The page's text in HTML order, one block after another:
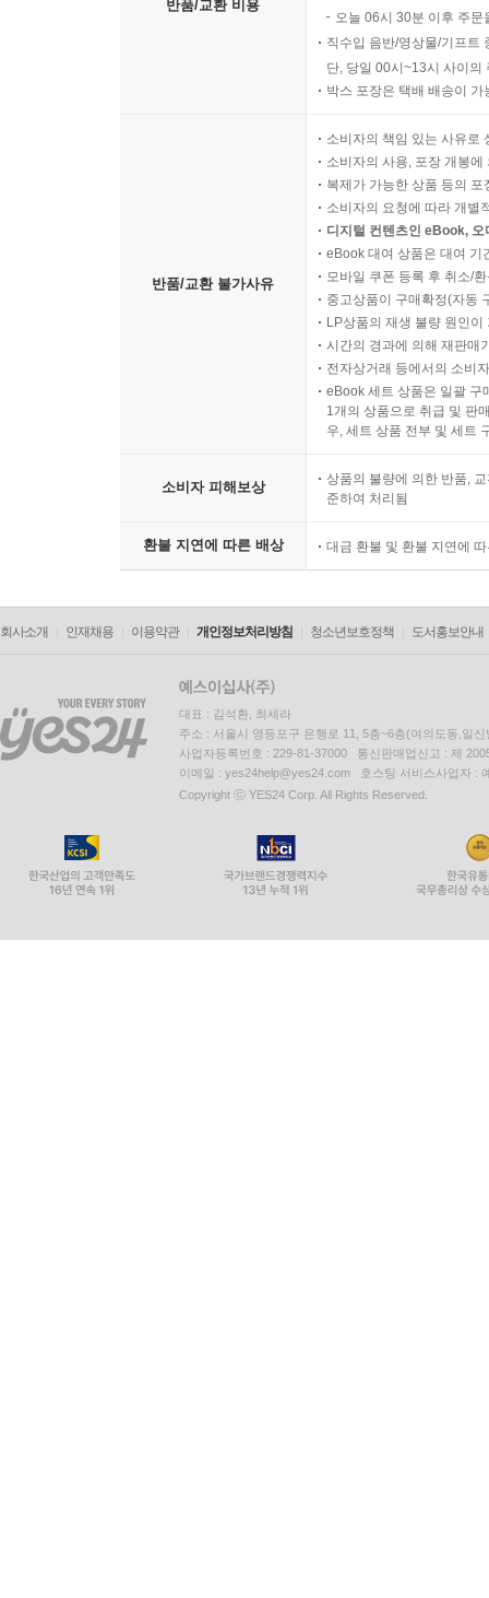
반품/교환 비용
오늘 06시 30분 이후 주
직수입 음반/영상물/기프트
단, 당일 00시~13시 사이의
박스 포장은 택배 배송이
반품/교환 불가사유
소비자의 책임 있는 사유로
소비자의 사용, 포장 개봉
복제가 가능한 상품 등의
소비자의 요청에 따라 개별
디지털 컨텐츠인 eBook,
eBook 대여 상품은 대여 기
모바일 쿠폰 등록 후 취소/
중고상품이 구매확정(자동
LP상품의 재생 불량 원인
시간의 경과에 의해 재판매
전자상거래 등에서의 소비
eBook 세트 상품은 일괄 구
1개의 상품으로 취급 및 판
우, 세트 상품 전부 및 세트
소비자 피해보상
상품의 불량에 의한 반품,
준하여 처리됨
환불 지연에 따른 배상 대금 환불 및 환불 지연에
회사소개 인재채용 이용약관 개인정보처리방침 청소년보호정책 도서홍보안내
대표 : 김석환, 최세라
주소 : 서울시 영등포구 은행로 11, 5층~6층(여의도동,일신
사업자등록번호 : 229-81-37000 통신판매업신고 : 제
이메일 : yes24help@yes24.com 호스팅 서비스사업자 :
Copyright ⓒ YES24 Corp. All Rights Reserved.